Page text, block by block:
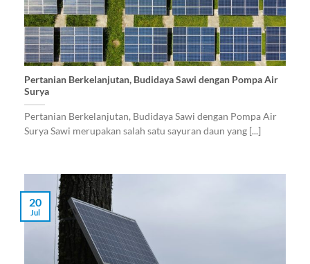
Pertanian Berkelanjutan, Budidaya Sawi dengan Pompa Air
Surya
Pertanian Berkelanjutan, Budidaya Sawi dengan Pompa Air
Surya Sawi merupakan salah satu sayuran daun yang [...]
20
Jul